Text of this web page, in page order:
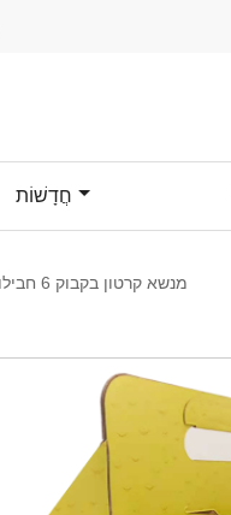
חֲדָשׁוֹת
הדפסת CMYK מנשא קרטון בקבוק 6 חבילות